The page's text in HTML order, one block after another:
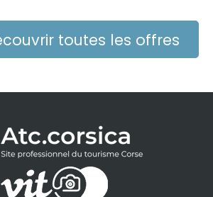
toutes les offres